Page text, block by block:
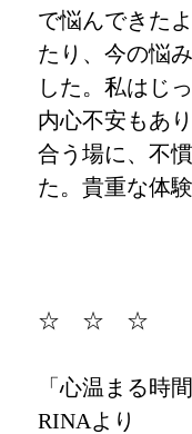
で悩んできた
たり、今の悩
した。私はじ
内心不安もあ
合う場に、不
た。貴重な体
☆　☆　☆
「心温まる時
RINAより